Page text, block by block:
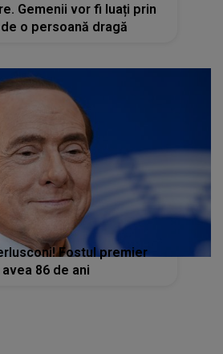
Gemenii vor fi luați prin
o persoană dragă
Fostul premier
86 de ani